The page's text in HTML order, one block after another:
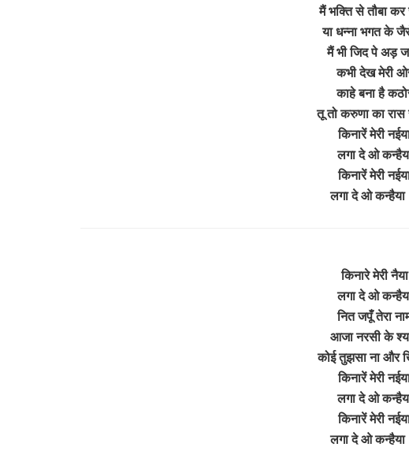
मैं भक्ति से तौबा
या धन्ना भगत के
मैं भी जिद पे अड़
कभी देख मेरी
काहे बना है
तू तो करुणा का रास
किनारें मेरी
लगा दे ओ
किनारें मेरी
लगा दे ओ
किनारे मेरी
लगा दे ओ
नित जपूँ तेरा
आजा नरसी के
कोई तुझसा ना और
किनारें मेरी
लगा दे ओ
किनारें मेरी
लगा दे ओ